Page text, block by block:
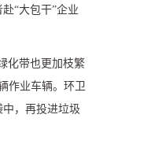
“大包干”企业
化带也更加枝繁
作业车辆。环卫
，再投进垃圾